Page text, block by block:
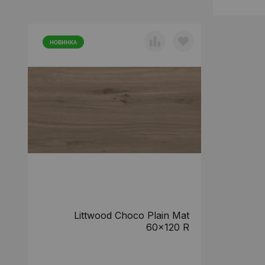
НОВИНКА
Littwood Choco Plain Mat
60x120 R